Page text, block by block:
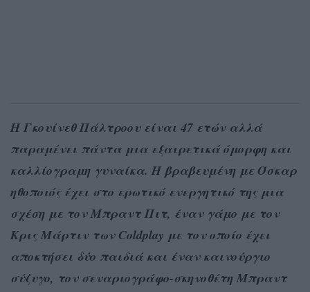
Η Γκουίνεθ Πάλτροου είναι 47 ετών αλλά
παραμένει πάντα μια εξαιρετικά όμορφη και
καλλίογραμη γυναίκα. Η βραβευμένη με Όσκαρ
ηθοποιός έχει στο ερωτικό ενεργητικό της μια
σχέση με τον Μπραντ Πιτ, έναν γάμο με τον
Κρις Μάρτιν των Coldplay με τον οποίο έχει
αποκτήσει δύο παιδιά και έναν καινούργιο
σύζυγο, τον σεναριογράφο-σκηνοθέτη Μπραντ